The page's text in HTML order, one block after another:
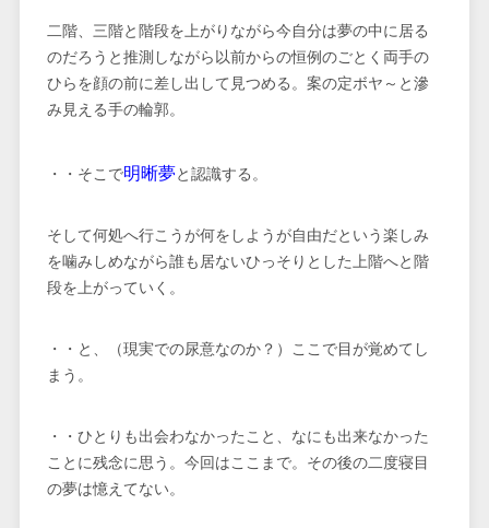
二階、三階と階段を上がりながら今自分は夢の中に居る
のだろうと推測しながら以前からの恒例のごとく両手の
ひらを顔の前に差し出して見つめる。案の定ボヤ～と滲
み見える手の輪郭。
・・そこで明晰夢と認識する。
そして何処へ行こうが何をしようが自由だという楽しみ
を噛みしめながら誰も居ないひっそりとした上階へと階
段を上がっていく。
・・と、（現実での尿意なのか？）ここで目が覚めてし
まう。
・・ひとりも出会わなかったこと、なにも出来なかった
ことに残念に思う。今回はここまで。その後の二度寝目
の夢は憶えてない。